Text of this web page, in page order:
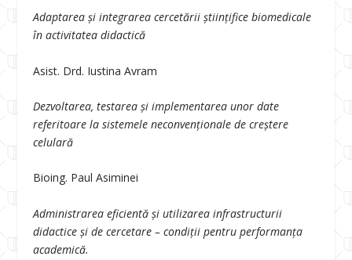
Adaptarea și integrarea cercetării științifice biomedicale
în activitatea didactică
Asist. Drd. Iustina Avram
Dezvoltarea, testarea și implementarea unor date
referitoare la sistemele neconvenționale de creștere
celulară
Bioing. Paul Asiminei
Administrarea eficientă și utilizarea infrastructurii
didactice și de cercetare – condiții pentru performanța
academică.